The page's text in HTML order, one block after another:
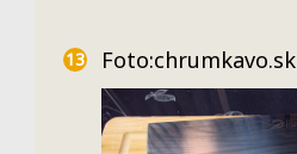
Foto:chrumkavo.sk